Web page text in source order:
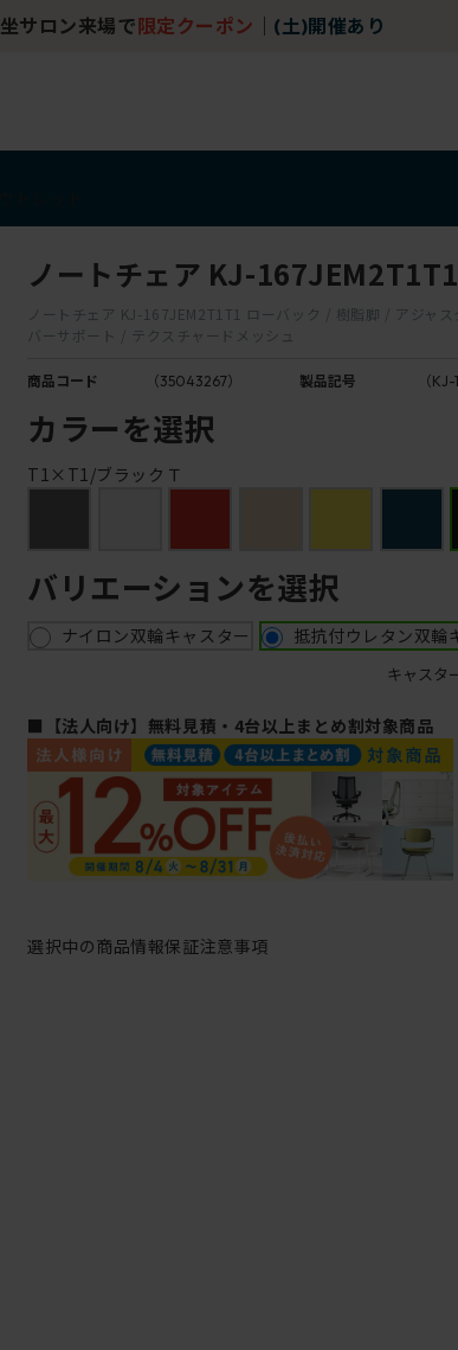
坐サロン来場で 限定クーポン (土)開催あり
ノートチェア KJ-167JEM2T1T1
ノートチェア KJ-167JEM2T1T1 ローバック / 樹脂脚 / アジャ
バーサポート / テクスチャードメッシュ
商品コード （35043267） 製品記号 （
カラーを選択
T1×T1/ブラックＴ
バリエーションを選択
ナイロン双輪キャスター 抵抗付ウレタン双輪
キャスタ
■【法人向け】無料見積・4台以上まとめ割対象商品
選択中の商品情報保証注意事項